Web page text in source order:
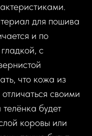
для пошива
и по
с
что кожа из
своими
будет
коровы или